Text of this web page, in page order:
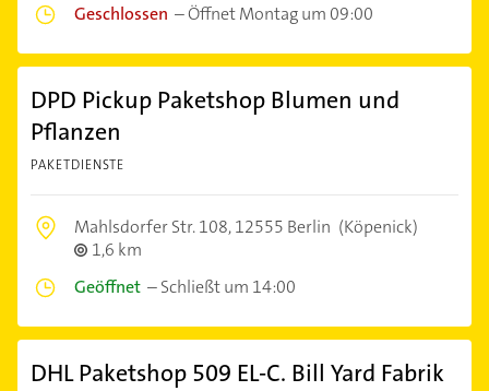
Geschlossen –Öffnet Montag um 09:00
DPD Pickup Paketshop Blumen und
Pflanzen
PAKETDIENSTE
Mahlsdorfer Str. 108,12555 Berlin (Köpenick)
1,6 km
Geöffnet –Schließt um 14:00
DHL Paketshop 509 EL-C. Bill Yard Fabrik